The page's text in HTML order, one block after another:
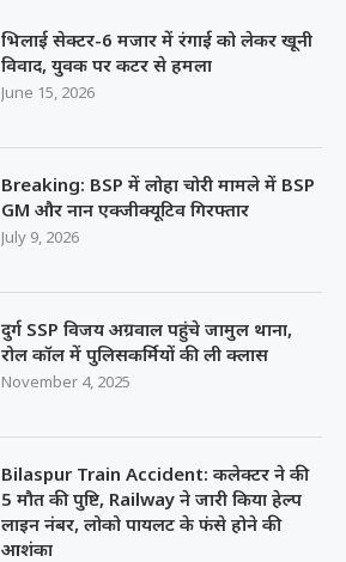
भिलाई सेक्टर-6 मजार में रंगाई को लेकर खूनी
विवाद, युवक पर कटर से हमला
June 15, 2026
Breaking: BSP में लोहा चोरी मामले में BSP
GM और नान एक्जीक्यूटिव गिरफ्तार
July 9, 2026
दुर्ग SSP विजय अग्रवाल पहुंचे जामुल थाना,
रोल कॉल में पुलिसकर्मियों की ली क्लास
November 4, 2025
Bilaspur Train Accident: कलेक्टर ने की
5 मौत की पुष्टि, Railway ने जारी किया हेल्प
लाइन नंबर, लोको पायलट के फंसे होने की
आशंका